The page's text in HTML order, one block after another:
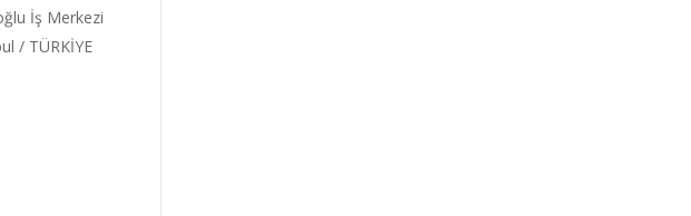
İş Merkezi
/ TÜRKİYE